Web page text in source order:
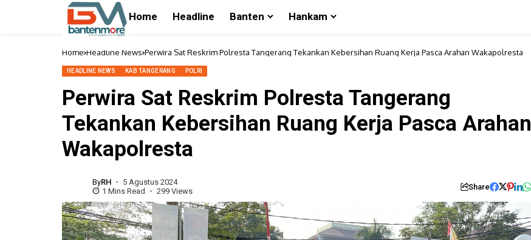
Home Headline Banten Hankam
Home Headline News Perwira Sat Reskrim Polresta Tangerang Tekankan Kebersihan Ruang Kerja Pasca Arahan Wakapolresta
HEADLINE NEWS KAB TANGERANG POLRI
Perwira Sat Reskrim Polresta Tangerang
Tekankan Kebersihan Ruang Kerja Pasca Arahan
Wakapolresta
ByRH
5 Agustus 2024
1 Mins Read
299 Views Share